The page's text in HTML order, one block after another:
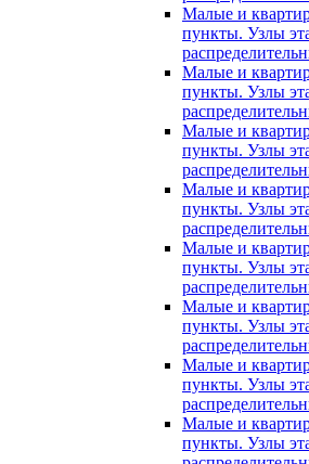
Малые и
пункты. Узлы
Малые и
пункты. Узлы
Малые и
пункты. Узлы
Малые и
пункты. Узлы
Малые и
пункты. Узлы
Малые и
пункты. Узлы
Малые и
пункты. Узлы
Малые и
пункты. Узлы